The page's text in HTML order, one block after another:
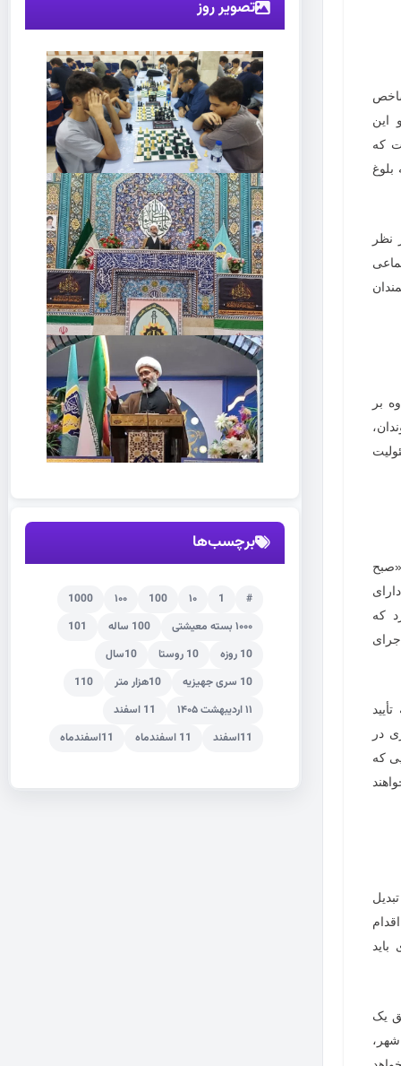
این
که
نظر
بر
«صبح
که
در
که
یک
تصویر روز
برچسب‌ها
#
1 ۱۰ 100 ۱۰۰
1000
۱۰۰۰ بسته معیشتی
100 ساله
101
10 روزه
10 روستا
10سال
10 سری جهیزیه
10هزار متر
110
۱۱ اردیبهشت ۱۴۰۵
11 اسفند
11اسفند
11 اسفندماه 11اسفندماه